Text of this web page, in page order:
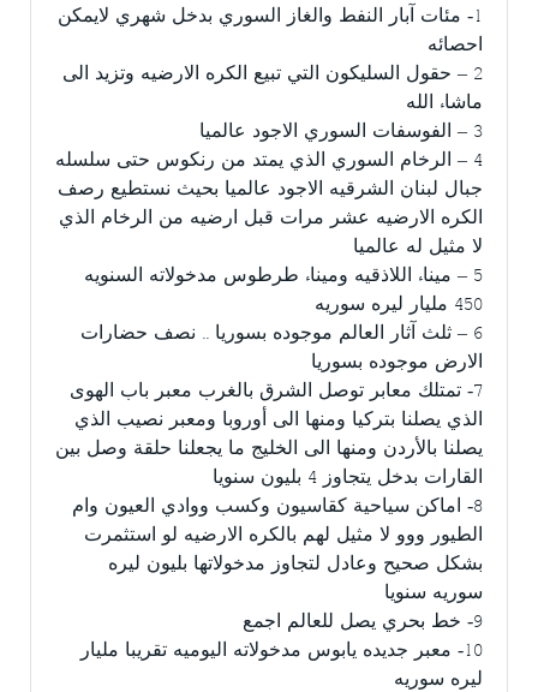
1- مئات آبار النفط والغاز السوري بدخل شهري لايمكن
احصائه
2 – حقول السليكون التي تبيع الكره الارضيه وتزيد الى
ماشاء الله
3 – الفوسفات السوري الاجود عالميا
4 – الرخام السوري الذي يمتد من رنكوس حتى سلسله
جبال لبنان الشرقيه الاجود عالميا بحيث نستطيع رصف
الكره الارضيه عشر مرات قبل ارضيه من الرخام الذي
لا مثيل له عالميا
5 – ميناء اللاذقيه وميناء طرطوس مدخولاته السنويه
450 مليار ليره سوريه
6 – ثلث آثار العالم موجوده بسوريا .. نصف حضارات
الارض موجوده بسوريا
7- تمتلك معابر توصل الشرق بالغرب معبر باب الهوى
الذي يصلنا بتركيا ومنها الى أوروبا ومعبر نصيب الذي
يصلنا بالأردن ومنها الى الخليج ما يجعلنا حلقة وصل بين
القارات بدخل يتجاوز 4 بليون سنويا
8- اماكن سياحية كقاسيون وكسب ووادي العيون وام
الطيور ووو لا مثيل لهم بالكره الارضيه لو استثمرت
بشكل صحيح وعادل لتجاوز مدخولاتها بليون ليره
سوريه سنويا
9- خط بحري يصل للعالم اجمع
10- معبر جديده يابوس مدخولاته اليوميه تقريبا مليار
ليره سوريه